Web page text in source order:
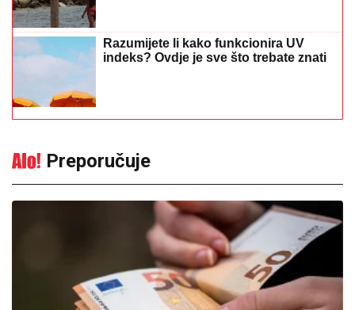
Razumijete li kako funkcionira UV
indeks? Ovdje je sve što trebate znati
Preporučuje